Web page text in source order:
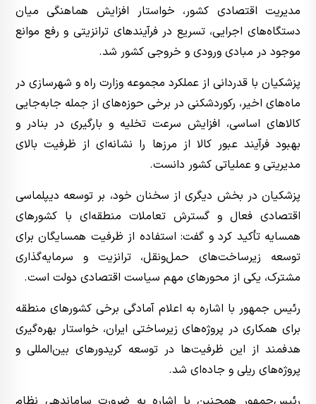
مدیریت اقتصادی کشور، خواستار افزایش هماهنگی میان
دستگاه‌های اجرایی، تسریع در فرآیندهای ترانزیتی و رفع موانع
موجود در مبادی ورودی و خروجی کشور شد.
پزشکیان با قدردانی از عملکرد مجموعه وزارت راه و شهرسازی در
ماه‌های اخیر، رکوردشکنی در برخی حوزه‌های از جمله جابه‌جایی
کالاهای اساسی، افزایش سرعت تخلیه و بارگیری در بنادر و
بهبود فرآیند عبور کالا از مرزها را نشانه‌ای از ظرفیت بالای
مدیریتی و عملیاتی کشور دانست.
پزشکیان در بخش دیگری از سخنان خود، بر توسعه دیپلماسی
اقتصادی فعال و گسترش تعاملات منطقه‌ای با کشورهای
همسایه تأکید کرد و گفت: استفاده از ظرفیت همسایگان برای
توسعه زیرساخت‌های حمل‌ونقل، ترانزیت و سرمایه‌گذاری
مشترک، یکی از محورهای مهم سیاست اقتصادی دولت است.
رئیس جمهور با اشاره به اعلام آمادگی برخی کشورهای منطقه
برای همکاری در پروژه‌های زیرساختی ایران، خواستار بهره‌گیری
هدفمند از این ظرفیت‌ها در توسعه کریدورهای بین‌المللی و
پروژه‌های ریلی و جاده‌ای شد.